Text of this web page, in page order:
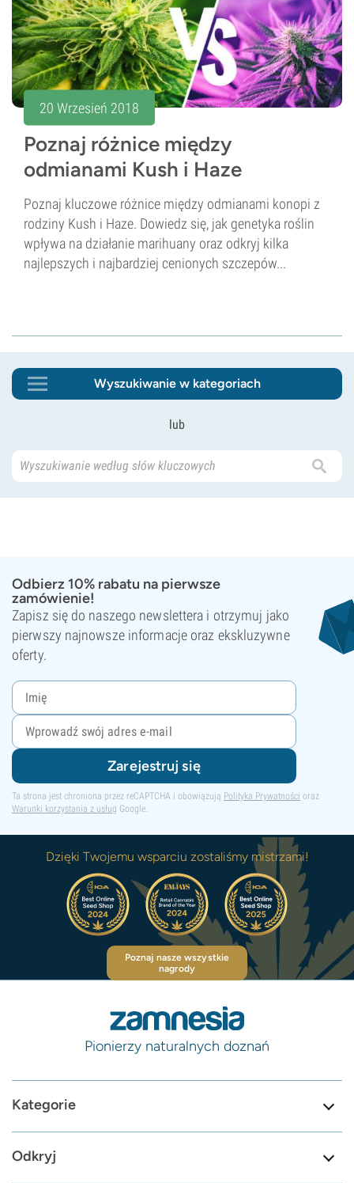
20 Wrzesień 2018
Poznaj różnice między
odmianami Kush i Haze
Poznaj kluczowe różnice między odmianami konopi z
rodziny Kush i Haze. Dowiedz się, jak genetyka roślin
wpływa na działanie marihuany oraz odkryj kilka
najlepszych i najbardziej cenionych szczepów...
Wyszukiwanie w kategoriach
lub
Odbierz 10% rabatu na pierwsze
zamówienie!
Zapisz się do naszego newslettera i otrzymuj jako
pierwszy najnowsze informacje oraz ekskluzywne
oferty.
Zarejestruj się
Ta strona jest chroniona przez reCAPTCHA i obowiązują Polityka Prywatności oraz
Warunki korzystania z usług Google.
Dzięki Twojemu wsparciu zostaliśmy mistrzami!
Poznaj nasze wszystkie
nagrody
Pionierzy naturalnych doznań
Kategorie
Odkryj